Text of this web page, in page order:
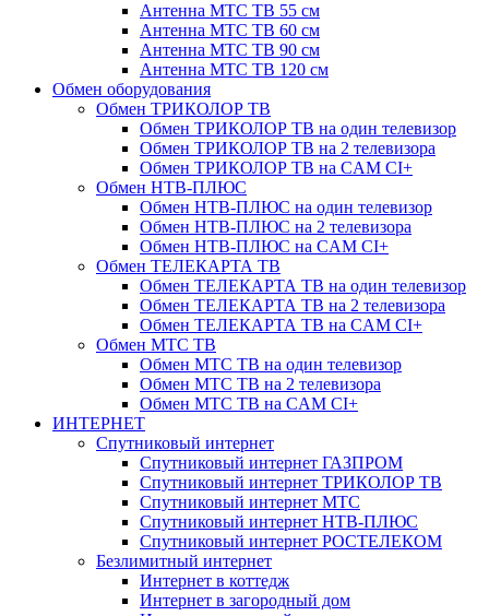
Антенна МТС ТВ 55 см
Антенна МТС ТВ 60 см
Антенна МТС ТВ 90 см
Антенна МТС ТВ 120 см
Обмен оборудования
Обмен ТРИКОЛОР ТВ
Обмен ТРИКОЛОР ТВ на один телевизор
Обмен ТРИКОЛОР ТВ на 2 телевизора
Обмен ТРИКОЛОР ТВ на CAM CI+
Обмен НТВ-ПЛЮС
Обмен НТВ-ПЛЮС на один телевизор
Обмен НТВ-ПЛЮС на 2 телевизора
Обмен НТВ-ПЛЮС на CAM CI+
Обмен ТЕЛЕКАРТА ТВ
Обмен ТЕЛЕКАРТА ТВ на один телевизор
Обмен ТЕЛЕКАРТА ТВ на 2 телевизора
Обмен ТЕЛЕКАРТА ТВ на CAM CI+
Обмен МТС ТВ
Обмен МТС ТВ на один телевизор
Обмен МТС ТВ на 2 телевизора
Обмен МТС ТВ на CAM CI+
ИНТЕРНЕТ
Спутниковый интернет
Спутниковый интернет ГАЗПРОМ
Спутниковый интернет ТРИКОЛОР ТВ
Спутниковый интернет МТС
Спутниковый интернет НТВ-ПЛЮС
Спутниковый интернет РОСТЕЛЕКОМ
Безлимитный интернет
Интернет в коттедж
Интернет в загородный дом